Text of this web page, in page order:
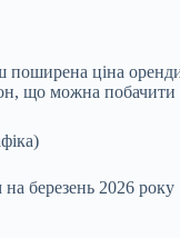
ціна
що можна побачити
березень 2026 року